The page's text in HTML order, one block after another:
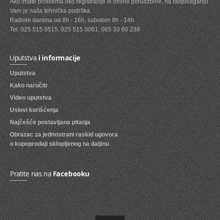
SVEZE VOCE
SVEZE POVRCE
DZEMOVI, MARMALADE I MED
BOMBONI
ZVAKE
LIZALICE
COKOLADE
KREMOVI
BOMBONJERE I PRALINE
MALE COKOLADE I BAROVI
KEKSOVI
KEKS STRUDLE
Ako imate problema oko registracije ili online porudžbine, na raspolaganju
Vam je naša tehnička podrška.
Radnim danima od 8h - 16h, subotom 8h - 14h
Tel: 025 515 0515, 025 515 0061, 065 33 60 238
Uputstvai informacije
Uputstva
Kako naručiti
Video uputstva
Uslovi korišćenja
Najčešće postavljana pitanja
Obrazac za jednostrani raskid ugovora
o kupoprodaji sklopljenog na daljinu
Pratite nas na Facebooku